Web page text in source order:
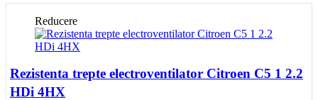
Reducere
Rezistenta trepte electroventilator Citroen C5 1 2.2
HDi 4HX